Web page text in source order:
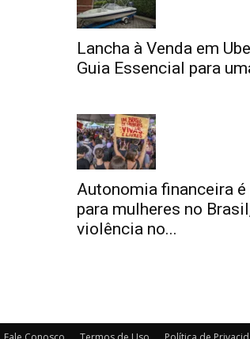
Lancha à Venda em
Guia Essencial para
Autonomia financeira
para mulheres no
violência no...